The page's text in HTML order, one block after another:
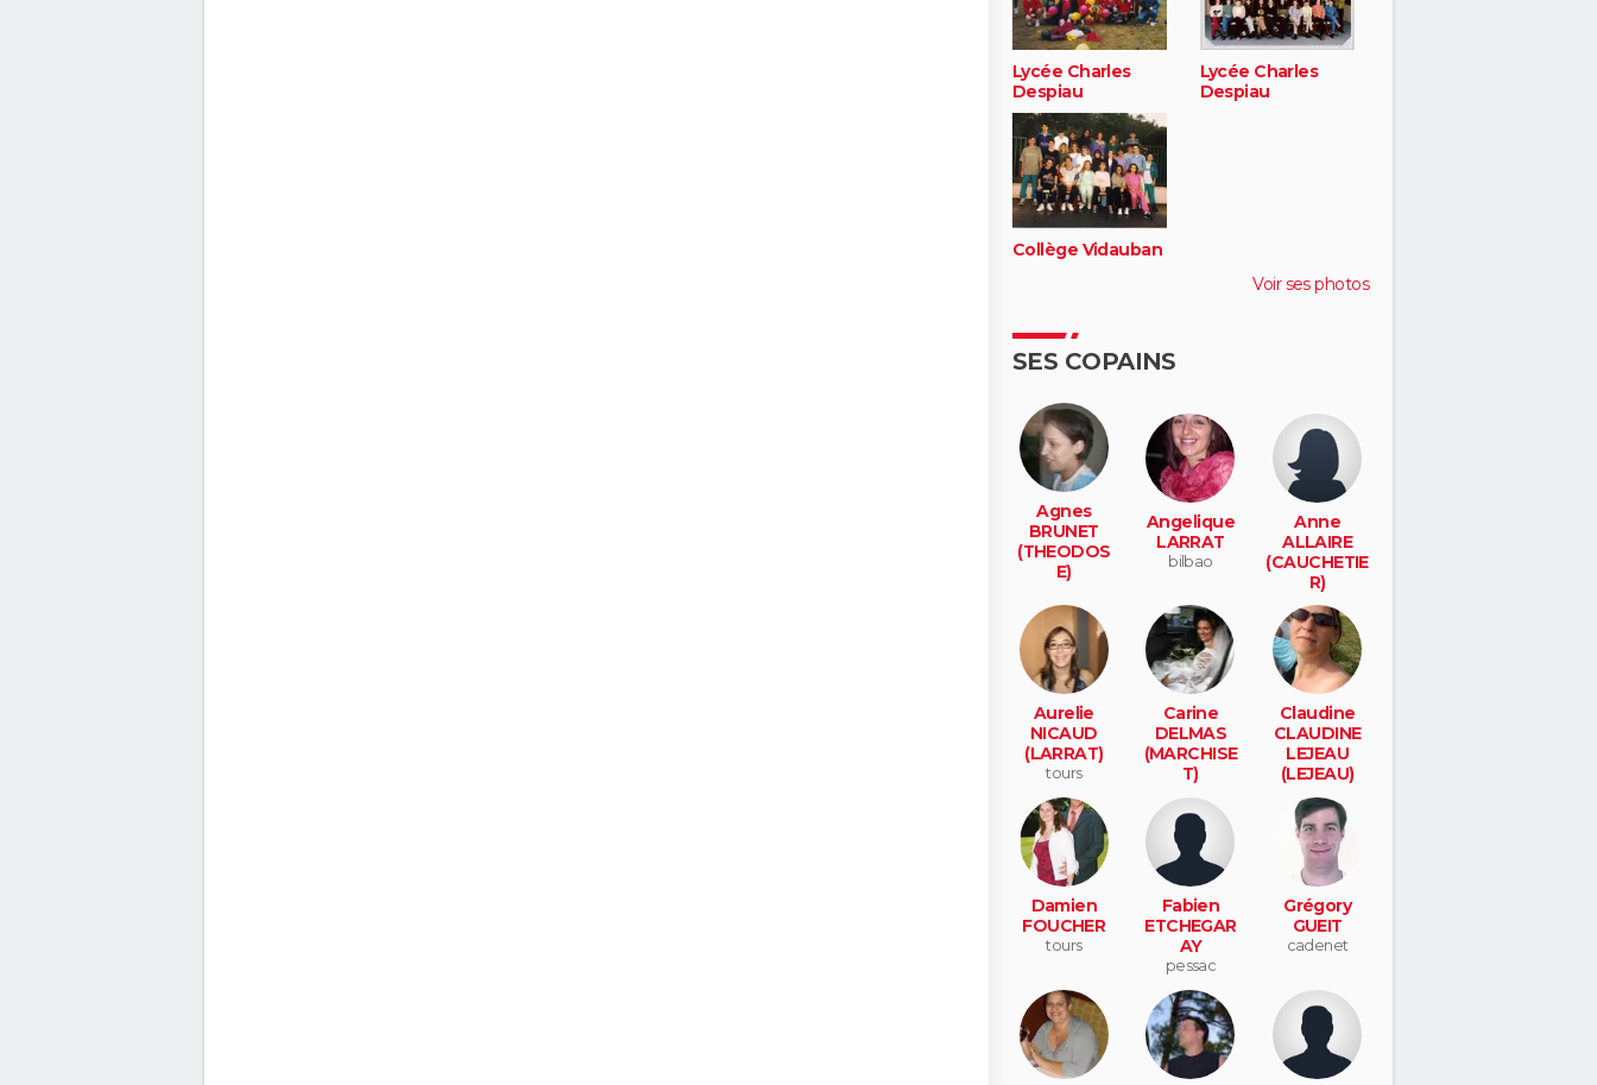
Lycée Charles
Despiau
Lycée Charles
Despiau
Collège Vidauban
Voir ses photos
SES COPAINS
Agnes
BRUNET
(THEODOS
E)
Angelique
LARRAT
bilbao
Anne
ALLAIRE
(CAUCHETIE
R)
veretz
Aurelie
NICAUD
(LARRAT)
tours
Carine
DELMAS
(MARCHISE
T)
mont de
marsan
Claudine
CLAUDINE
LEJEAU
(LEJEAU)
vernou sur
brenne
Damien
FOUCHER
tours
Fabien
ETCHEGAR
AY
pessac
Grégory
GUEIT
cadenet